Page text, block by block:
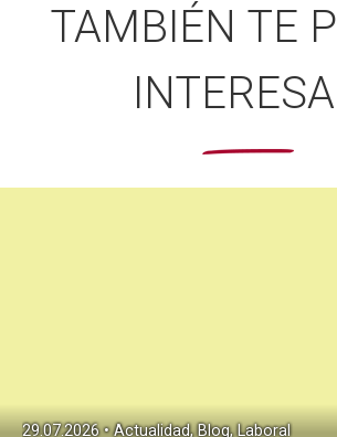
TAMBIÉN TE
29.07.2026 • Actualidad, Blog, Laboral